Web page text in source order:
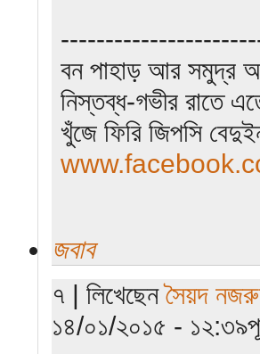
বন পাহাড় আর সমুদ্র
নিস্তব্ধ-গভীর রাতে
খুঁজে ফিরি জিপসি
জবাব
৭ | লিখেছেনসৈয়দ
১৪/০১/২০১৫ -